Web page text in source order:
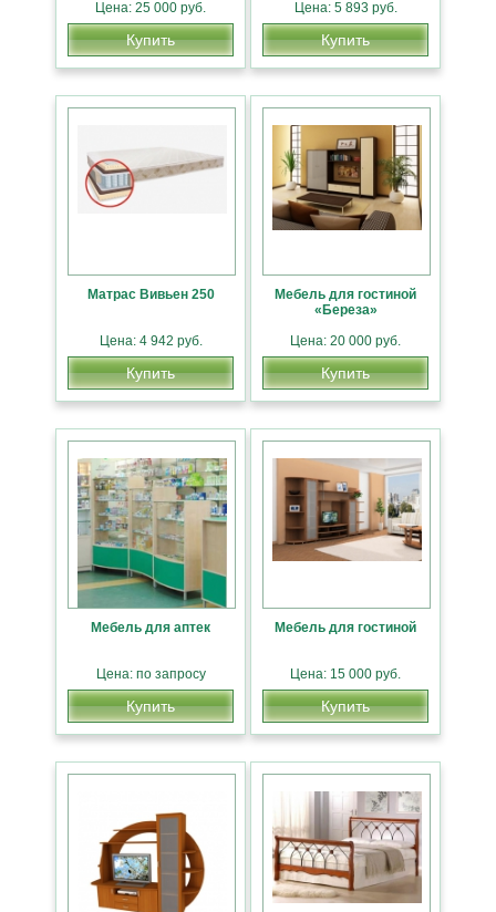
Цена: 25 000 руб.
Купить
Цена: 5 893 руб.
Купить
Матрас Вивьен 250
Цена: 4 942 руб.
Купить
Мебель для гостиной
«Береза»
Цена: 20 000 руб.
Купить
Мебель для аптек
Цена: по запросу
Купить
Мебель для гостиной
Цена: 15 000 руб.
Купить